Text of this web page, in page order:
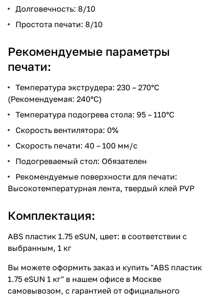
Долговечность: 8/10
Простота печати: 8/10
Рекомендуемые параметры
печати:
Температура экструдера: 230 – 270°C
(Рекомендуемая: 240°C)
Температура подогрева стола: 95 – 110°C
Скорость вентилятора: 0%
Скорость печати: 40 – 100 мм/с
Подогреваемый стол: Обязателен
Рекомендуемые поверхности для печати:
Высокотемпературная лента, твердый клей PVP
Комплектация:
ABS пластик 1.75 eSUN, цвет: в соответствии с
выбранным, 1 кг
Вы можете оформить заказ и купить "ABS пластик
1.75 eSUN 1 кг" в нашем офисе в Москве
самовывозом, с гарантией от официального